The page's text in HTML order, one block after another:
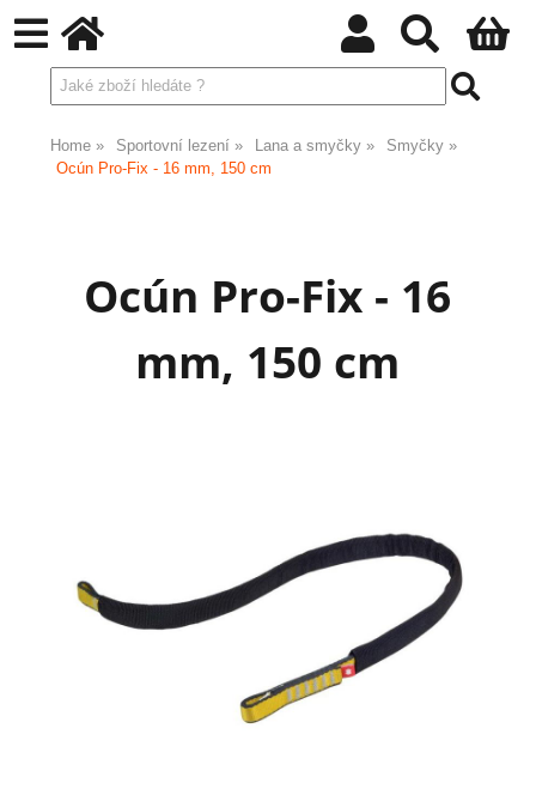
Home Sportovní lezení Lana a smyčky
Smyčky
Ocún Pro-Fix - 16 mm, 150 cm
Ocún Pro-Fix - 16
mm, 150 cm